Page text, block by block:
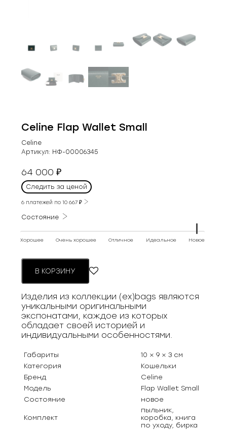
Celine Flap Wallet Small
Celine
Артикул: НФ-00006345
64 000₽
Следить за ценой
6 платежей по10 667₽
Состояние
Хорошее Очень хорошее Отличное Идеальное Новое
В КОРЗИНУ
Изделия из коллекции (ex)bags являются
уникальными оригинальными
экспонатами, каждое из которых
обладает своей историей и
индивидуальными особенностями.
Габариты
10 × 9 × 3 см
Категория
Кошельки
Бренд
Celine
Модель
Flap Wallet Small
Состояние
новое
Комплект
пыльник,
коробка, книга
по уходу, бирка